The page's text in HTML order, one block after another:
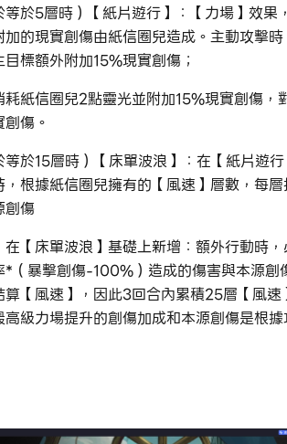
等於5層時）【紙片遊行】：【力場】效果
的現實創傷由紙信圈兒造成。主動攻擊
標額外附加15%現實創傷；
紙信圈兒2點靈光並附加15%現實創傷，
傷。
等於15層時）【床單波浪】：在【紙片遊
根據紙信圈兒擁有的【風速】層數，每
創傷
在【床單波浪】基礎上新增：額外行動時
*（暴擊創傷-100%）造成的傷害與本源創
【風速】，因此3回合內累積25層【風速
級力場提升的創傷加成和本源創傷是根